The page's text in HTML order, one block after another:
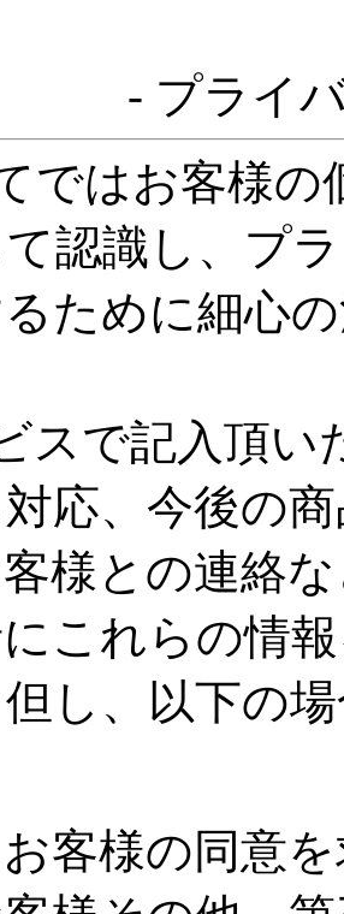
- プライ
ではお客様の
認識し、プ
ために細心
スで記入頂い
応、今後の
様との連絡
にこれらの情
し、以下の
お客様の同意